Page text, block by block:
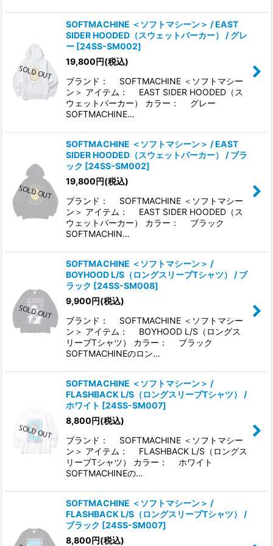
SOFTMACHINE ＜ソフトマシーン＞ / EAST
SIDER HOODED（スウェットパーカー） / グレ
ー [24SS-SM002]
19,800円(税込)
ブランド： SOFTMACHINE ＜ソフトマシー
ン＞ アイテム： EAST SIDER HOODED（ス
ウェットパーカー） カラー： グレー
SOFTMACHINE…
SOFTMACHINE ＜ソフトマシーン＞ / EAST
SIDER HOODED（スウェットパーカー） / ブラ
ック [24SS-SM002]
19,800円(税込)
ブランド： SOFTMACHINE ＜ソフトマシー
ン＞ アイテム： EAST SIDER HOODED（ス
ウェットパーカー） カラー： ブラック
SOFTMACHIN…
SOFTMACHINE ＜ソフトマシーン＞ /
BOYHOOD L/S（ロングスリーブTシャツ） / ブ
ラック [24SS-SM008]
9,900円(税込)
ブランド： SOFTMACHINE ＜ソフトマシー
ン＞ アイテム： BOYHOOD L/S（ロングス
リーブTシャツ） カラー： ブラック
SOFTMACHINEのロン…
SOFTMACHINE ＜ソフトマシーン＞ /
FLASHBACK L/S（ロングスリーブTシャツ） /
ホワイト [24SS-SM007]
8,800円(税込)
ブランド： SOFTMACHINE ＜ソフトマシー
ン＞ アイテム： FLASHBACK L/S（ロングス
リーブTシャツ） カラー： ホワイト
SOFTMACHINEの…
SOFTMACHINE ＜ソフトマシーン＞ /
FLASHBACK L/S（ロングスリーブTシャツ） /
ブラック [24SS-SM007]
8,800円(税込)